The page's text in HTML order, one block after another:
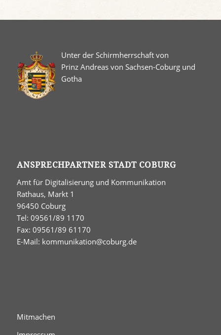
Unter der Schirmherrschaft von
Prinz Andreas von Sachsen-Coburg und
Gotha
ANSPRECHPARTNER STADT COBURG
Amt für Digitalisierung und Kommunikation
Rathaus, Markt 1
96450 Coburg
Tel: 09561/89 1170
Fax: 09561/89 61170
E-Mail: kommunikation@coburg.de
Mitmachen